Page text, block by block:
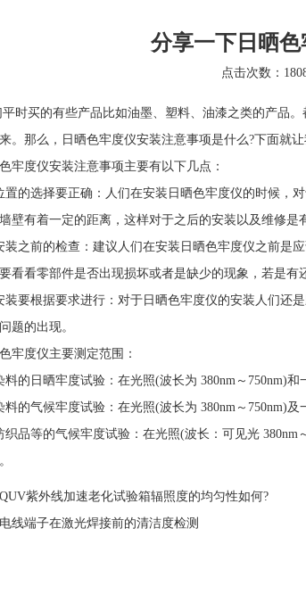
分享一下日晒
点击次数：
买的有些产品比如油墨、塑料、油漆之类的产品。
。那么，日晒色牢度仪安装注意事项是什么?下面就让
牢度仪安装注意事项主要有以下几点：
选择要正确：人们在安装日晒色牢度仪的时候，对
壁有着一定的距离，这样对于之后的安装以及维修是
前的检查：建议人们在安装日晒色牢度仪之前是应
看看零部件是否出现损坏或者是缺少的现象，若是
根据要求进行：对于日晒色牢度仪的安装人们还是
题的出现。
牢度仪主要测定范围：
日晒牢度试验：在光照(波长为 380nm～750nm)和
气候牢度试验：在光照(波长为 380nm～750nm)及
等的气候牢度试验：在光照(波长：可见光 380nm
QUV紫外线加速老化试验箱辐照度的均匀性如何?
电线端子在激光焊接前的清洁度检测